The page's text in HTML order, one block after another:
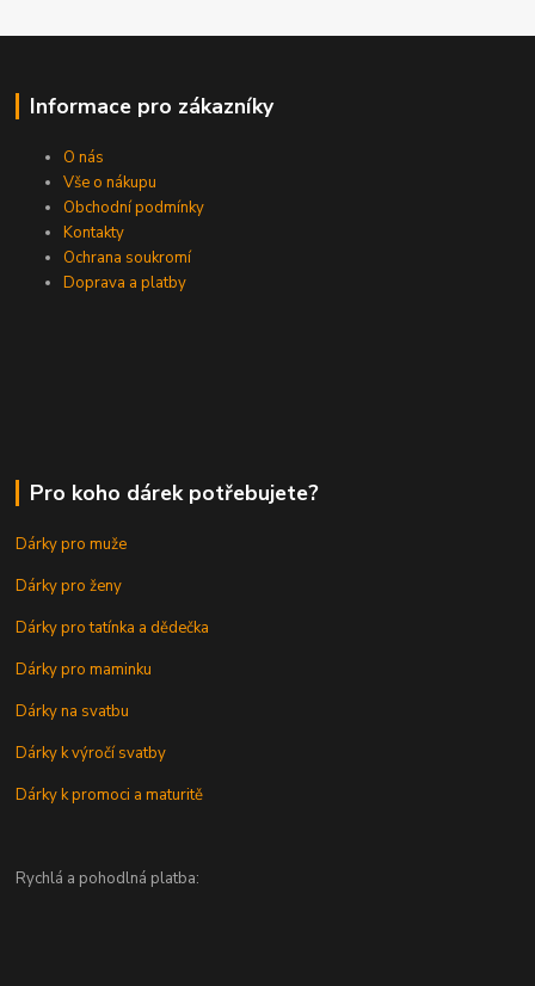
Informace pro zákazníky
O nás
Vše o nákupu
Obchodní podmínky
Kontakty
Ochrana soukromí
Doprava a platby
Pro koho dárek potřebujete?
Dárky pro muže
Dárky pro ženy
Dárky pro tatínka a dědečka
Dárky pro maminku
Dárky na svatbu
Dárky k výročí svatby
Dárky k promoci a maturitě
Rychlá a pohodlná platba: